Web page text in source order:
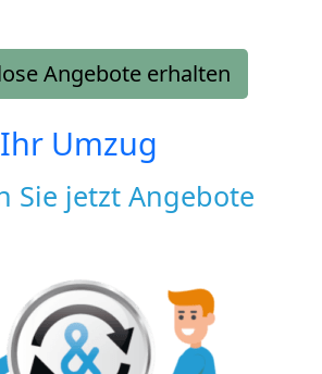
Angebote erhalten
Ihr Umzug
Sie jetzt Angebote